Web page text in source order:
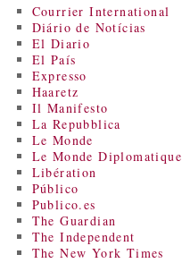
Courrier International
Diário de Notícias
El Diario
El País
Expresso
Haaretz
Il Manifesto
La Repubblica
Le Monde
Le Monde Diplomatique
Libération
Público
Publico.es
The Guardian
The Independent
The New York Times